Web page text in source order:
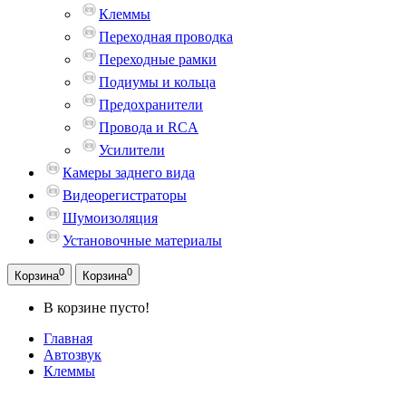
Клеммы
Переходная проводка
Переходные рамки
Подиумы и кольца
Предохранители
Провода и RCA
Усилители
Камеры заднего вида
Видеорегистраторы
Шумоизоляция
Установочные материалы
Корзина0 Корзина0
В корзине пусто!
Главная
Автозвук
Клеммы